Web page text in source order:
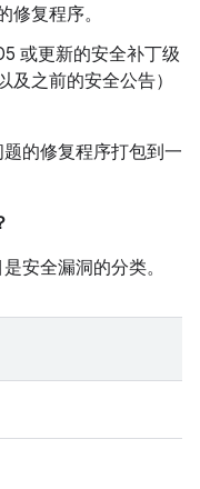
复程序。
或更新的安全补丁级
之前的安全公告）
的修复程序打包到一
安全漏洞的分类。